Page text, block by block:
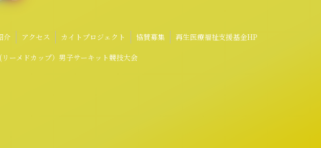
介 アクセス カイトプロジェクト 協賛募集
再生医療福祉支援基金HP
ーメドカップ）男子サーキット競技大会